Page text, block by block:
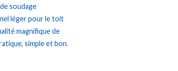
soudage
léger pour le toit
magnifique de
simple et bon.